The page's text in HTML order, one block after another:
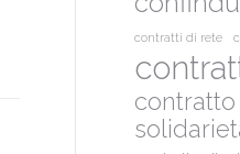
contratti di rete